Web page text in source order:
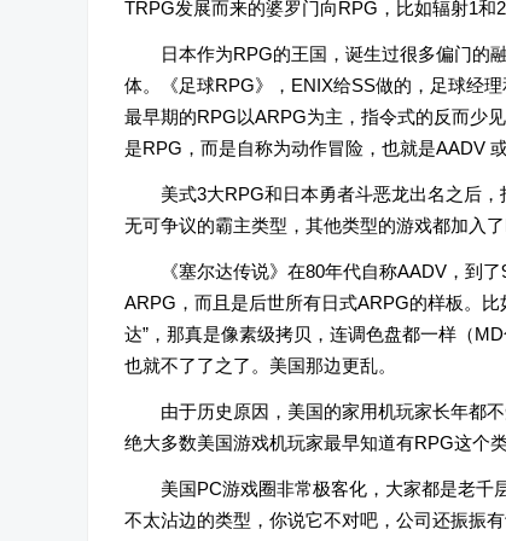
TRPG发展而来的婆罗门向RPG，比如辐射1和
日本作为RPG的王国，诞生过很多偏门的
体。《足球RPG》，ENIX给SS做的，足球经
最早期的RPG以ARPG为主，指令式的反而少
是RPG，而是自称为动作冒险，也就是AADV 或
美式3大RPG和日本勇者斗恶龙出名之后
无可争议的霸主类型，其他类型的游戏都加入
《塞尔达传说》在80年代自称AADV，到
ARPG，而且是后世所有日式ARPG的样板。
达”，那真是像素级拷贝，连调色盘都一样（
也就不了了之了。美国那边更乱。
由于历史原因，美国的家用机玩家长年都
绝大多数美国游戏机玩家最早知道有RPG这个
美国PC游戏圈非常极客化，大家都是老千
不太沾边的类型，你说它不对吧，公司还振振有